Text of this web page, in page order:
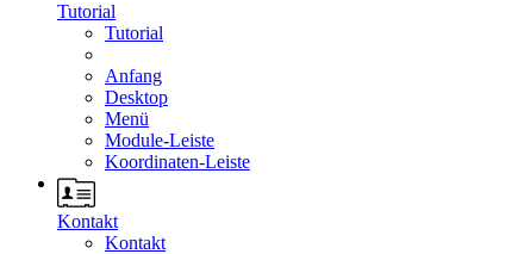
Tutorial
Tutorial
Anfang
Desktop
Menü
Module-Leiste
Koordinaten-Leiste
Kontakt
Kontakt